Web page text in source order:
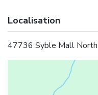
Localisation
47736 Syble Mall